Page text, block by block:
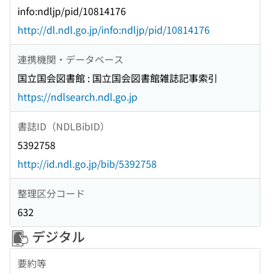
info:ndljp/pid/10814176
http://dl.ndl.go.jp/info:ndljp/pid/10814176
連携機関・データベース
国立国会図書館 : 国立国会図書館雑誌記事索引
https://ndlsearch.ndl.go.jp
書誌ID（NDLBibID）
5392758
http://id.ndl.go.jp/bib/5392758
整理区分コード
632
デジタル
要約等